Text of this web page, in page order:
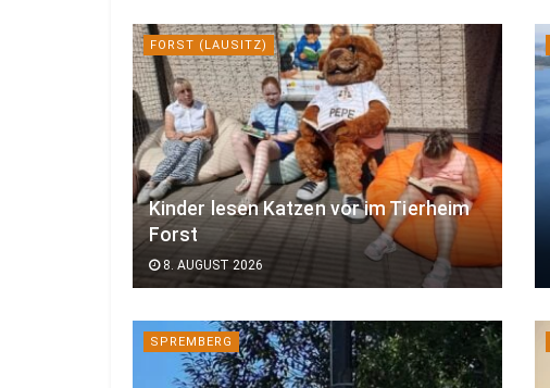
FORST (LAUSITZ)
Kinder lesen Katzen vor im Tierheim
Forst
8. AUGUST 2026
SPREMBERG